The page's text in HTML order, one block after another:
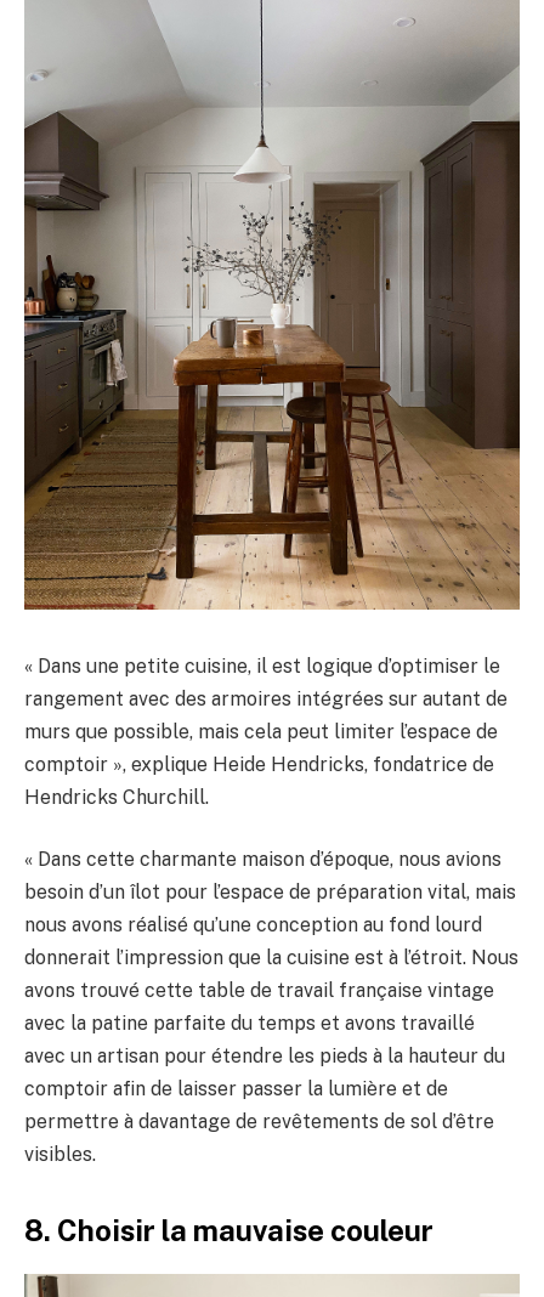
« Dans une petite cuisine, il est logique d’optimiser le
rangement avec des armoires intégrées sur autant de
murs que possible, mais cela peut limiter l’espace de
comptoir », explique Heide Hendricks, fondatrice de
Hendricks Churchill.
« Dans cette charmante maison d’époque, nous avions
besoin d’un îlot pour l’espace de préparation vital, mais
nous avons réalisé qu’une conception au fond lourd
donnerait l’impression que la cuisine est à l’étroit. Nous
avons trouvé cette table de travail française vintage
avec la patine parfaite du temps et avons travaillé
avec un artisan pour étendre les pieds à la hauteur du
comptoir afin de laisser passer la lumière et de
permettre à davantage de revêtements de sol d’être
visibles.
8. Choisir la mauvaise couleur